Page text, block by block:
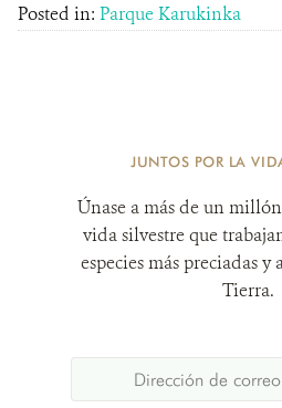
Posted in: Parque Karukinka
JUNTOS POR LA
Únase a más de un
vida silvestre que
especies más preciadas y
Tierra.